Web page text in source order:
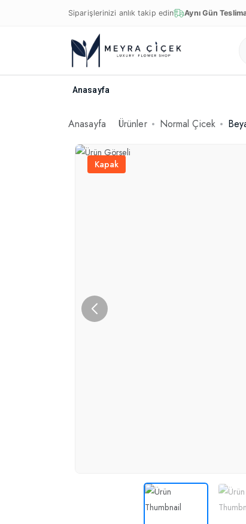
Siparişlerinizi anlık takip edin Aynı Gün
Anasayfa
Anasayfa Ürünler Normal Çicek
Kapak